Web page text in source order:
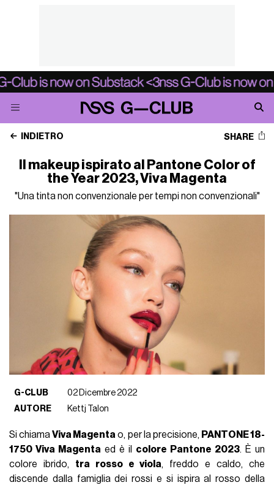
INDIETRO SHARE
Il makeup ispirato al Pantone Color of
the Year 2023, Viva Magenta
"Una tinta non convenzionale per tempi non convenzionali"
G-CLUB
02 Dicembre 2022
AUTORE
Kettj Talon
Si chiamaViva Magenta o, per la precisione, PANTONE 18-
1750 Viva Magenta ed è il colore Pantone 2023. È un
colore ibrido, tra rosso e viola, freddo e caldo, che
discende dalla famiglia dei rossi e si ispira al rosso della